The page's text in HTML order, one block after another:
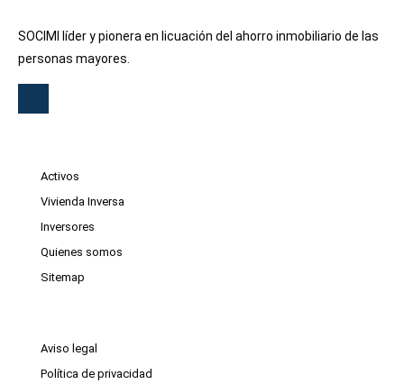
SOCIMI líder y pionera en licuación del ahorro inmobiliario de las
personas mayores.
Activos
Vivienda Inversa
Inversores
Quienes somos
Sitemap
Aviso legal
Política de privacidad